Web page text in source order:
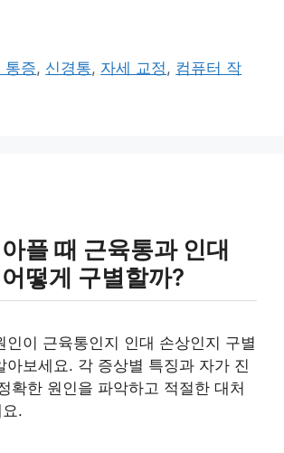
통증, 신경통, 자세 교정, 컴퓨터 작
플 때 근육통과 인대
떻게 구별할까?
인이 근육통인지 인대 손상인지 구별
아보세요. 각 증상별 특징과 자가 진
확한 원인을 파악하고 적절한 대처
.